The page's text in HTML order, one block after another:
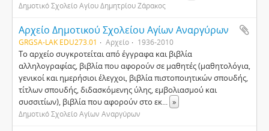
Δημοτικό Σχολείο Αγίου Δημητρίου Ζάρακος
Αρχείο Δημοτικού Σχολείου Αγίων Αναργύρων
GRGSA-LAK EDU273.01 Αρχείο 1936-2010
Το αρχείο συγκροτείται από έγγραφα και βιβλία
αλληλογραφίας, βιβλία που αφορούν σε μαθητές (μαθητολόγια,
γενικοί και ημερήσιοι έλεγχοι, βιβλία πιστοποιητικών σπουδής,
τίτλων σπουδής, διδασκόμενης ύλης, εμβολιασμού και
συσσιτίων), βιβλία που αφορούν στο εκ... »
Δημοτικό Σχολείο Αγίων Αναργύρων